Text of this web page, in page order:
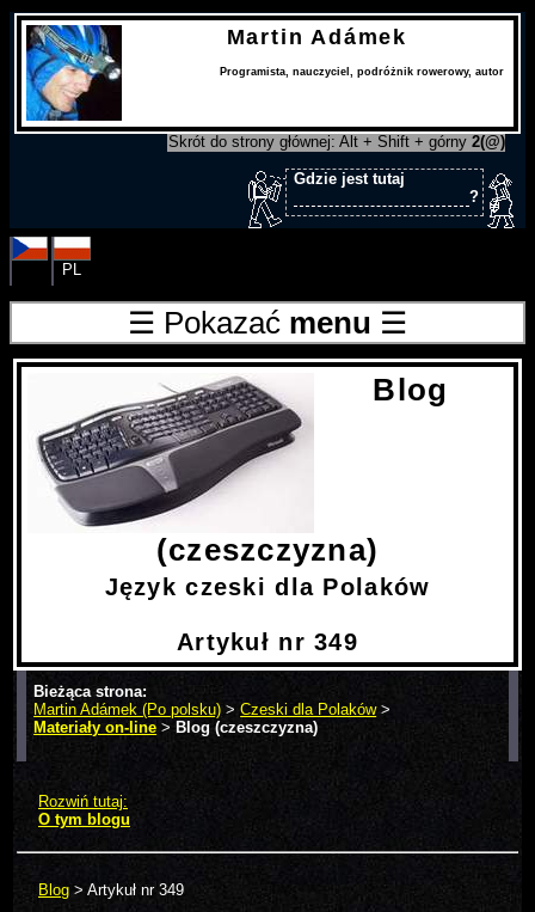
Martin Adámek
Programista, nauczyciel podróżnik rowerowy, autor
Skrót do strony głównej: Alt + Shift + górny 2(@)
Gdzie jest tutaj
?
PL
☰ Pokazać menu ☰
Blog
(czeszczyzna)
Język czeski dla Polaków
Artykuł nr 349
Bieżąca strona:
Martin Adámek (Po polsku) >Czeski dla Polaków>
Materiały on-line >Blog (czeszczyzna)
Rozwiń tutaj:
O tym blogu
Blog > Artykuł nr 349